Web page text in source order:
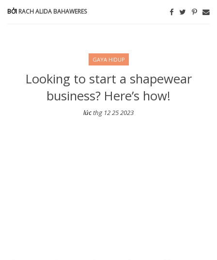
BỞI RACH ALIDA BAHAWERES
GAYA HIDUP
Looking to start a shapewear
business? Here’s how!
lúcthg 12 25 2023